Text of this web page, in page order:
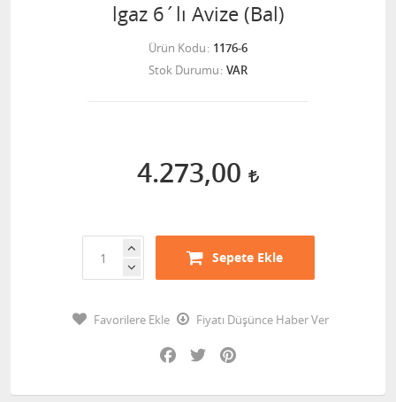
lgaz 6´lı Avize (Bal)
Ürün Kodu 1176-6
Stok Durumu VAR
4.273,00
Sepete Ekle
Favorilere Ekle
Fiyatı Düşünce Haber Ver
Facebook
Twitter